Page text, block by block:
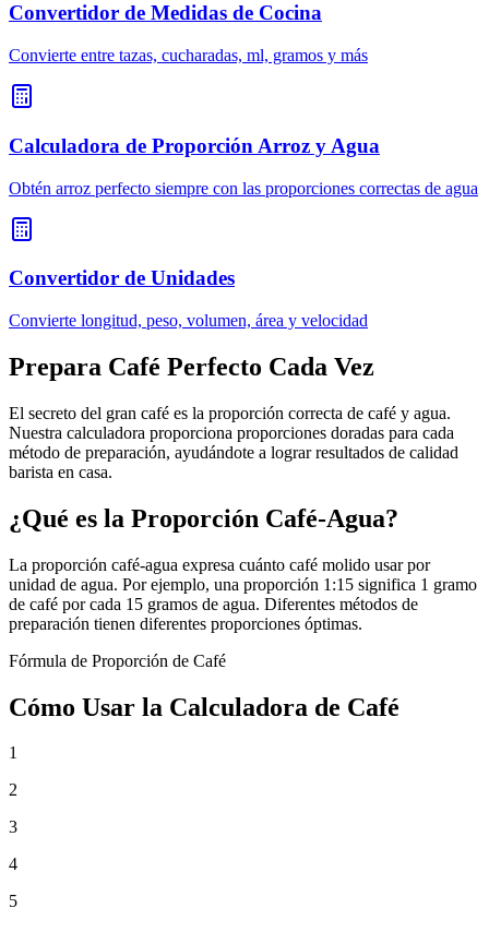
Convertidor de Medidas de Cocina
Convierte entre tazas, cucharadas, ml, gramos y más
Calculadora de Proporción Arroz y Agua
Obtén arroz perfecto siempre con las proporciones correctas de agua
Convertidor de Unidades
Convierte longitud, peso, volumen, área y velocidad
Prepara Café Perfecto Cada Vez
El secreto del gran café es la proporción correcta de café y agua.
Nuestra calculadora proporciona proporciones doradas para cada
método de preparación, ayudándote a lograr resultados de calidad
barista en casa.
¿Qué es la Proporción Café-Agua?
La proporción café-agua expresa cuánto café molido usar por
unidad de agua. Por ejemplo, una proporción 1:15 significa 1 gramo
de café por cada 15 gramos de agua. Diferentes métodos de
preparación tienen diferentes proporciones óptimas.
Fórmula de Proporción de Café
Cómo Usar la Calculadora de Café
1
2
3
4
5